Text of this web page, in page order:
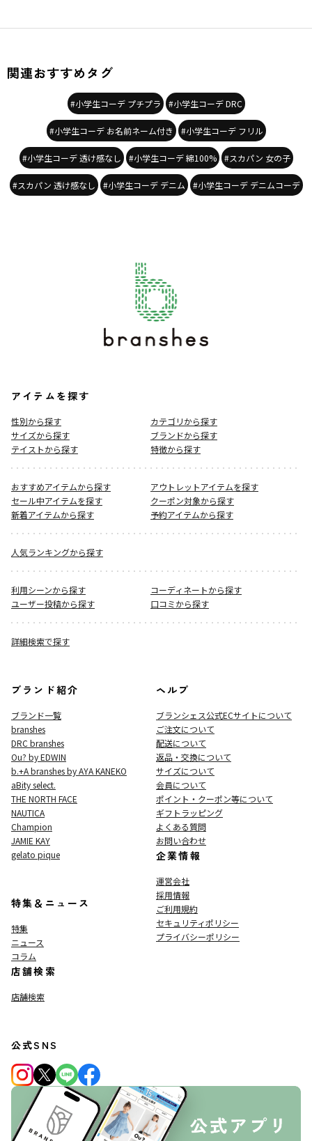
関連おすすめタグ
#小学生コーデ プチプラ #小学生コーデ DRC
#小学生コーデ お名前ネーム付き #小学生コーデ フリル
#小学生コーデ 透け感なし #小学生コーデ 綿100% #スカパン 女の子
#スカパン 透け感なし #小学生コーデ デニム #小学生コーデ デニムコーデ
アイテムを探す
性別から探す
カテゴリから探す
サイズから探す
ブランドから探す
テイストから探す
特徴から探す
おすすめアイテムから探す
アウトレットアイテムを探す
セール中アイテムを探す
クーポン対象から探す
新着アイテムから探す
予約アイテムから探す
人気ランキングから探す
利用シーンから探す
コーディネートから探す
ユーザー投稿から探す
口コミから探す
詳細検索で探す
ブランド紹介
ブランド一覧
branshes
DRC branshes
Ou? by EDWIN
b.+A branshes by AYA KANEKO
aBity select.
THE NORTH FACE
NAUTICA
Champion
JAMIE KAY
gelato pique
特集＆ニュース
特集
ニュース
コラム
店舗検索
店舗検索
ヘルプ
ブランシェス公式ECサイトについて
ご注文について
配送について
返品・交換について
サイズについて
会員について
ポイント・クーポン等について
ギフトラッピング
よくある質問
お問い合わせ
企業情報
運営会社
採用情報
ご利用規約
セキュリティポリシー
プライバシーポリシー
公式SNS